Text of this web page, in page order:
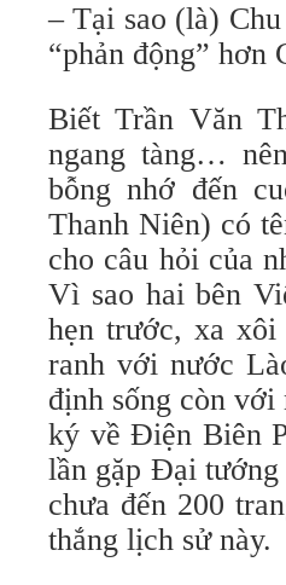
– Tại sao (là)
“phản động”
Biết Trần Văn
ngang tàng…
bỗng nhớ đến
Thanh Niên) có
cho câu hỏi của
Vì sao hai bên
hẹn trước, xa
ranh với nước
định sống còn với
ký về Điện Biên
lần gặp Đại
chưa đến 200
thắng lịch sử này.